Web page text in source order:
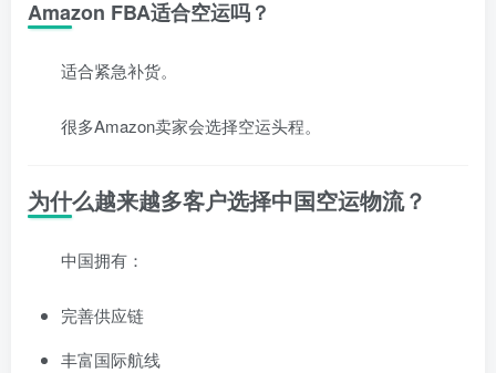
Amazon FBA适合空运吗？
适合紧急补货。
很多Amazon卖家会选择空运头程。
为什么越来越多客户选择中国空运物流？
中国拥有：
完善供应链
丰富国际航线